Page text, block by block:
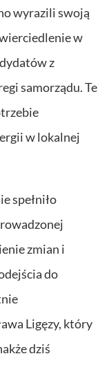
wyrazili swoją
w
z
samorządu. Te
w lokalnej
spełniło
zmian i
do
Ligęzy, który
dziś